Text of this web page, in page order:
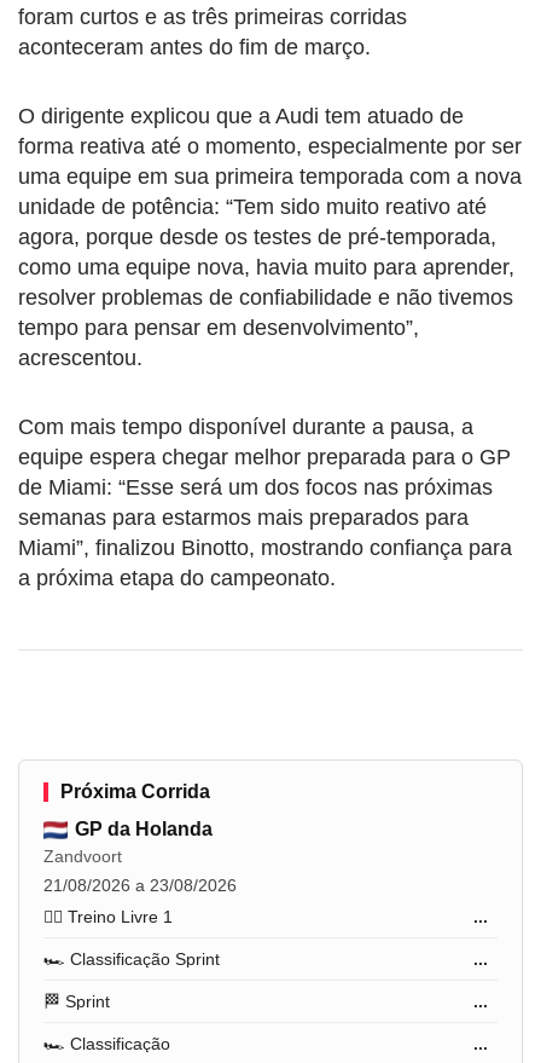
foram curtos e as três primeiras corridas
aconteceram antes do fim de março.
O dirigente explicou que a Audi tem atuado de
forma reativa até o momento, especialmente por ser
uma equipe em sua primeira temporada com a nova
unidade de potência: “Tem sido muito reativo até
agora, porque desde os testes de pré-temporada,
como uma equipe nova, havia muito para aprender,
resolver problemas de confiabilidade e não tivemos
tempo para pensar em desenvolvimento”,
acrescentou.
Com mais tempo disponível durante a pausa, a
equipe espera chegar melhor preparada para o GP
de Miami: “Esse será um dos focos nas próximas
semanas para estarmos mais preparados para
Miami”, finalizou Binotto, mostrando confiança para
a próxima etapa do campeonato.
Próxima Corrida
GP da Holanda
Zandvoort
21/08/2026 a 23/08/2026
🏋️‍♂️ Treino Livre 1
...
🏎️ Classificação Sprint ...
🏁 Sprint ...
🏎️ Classificação ...